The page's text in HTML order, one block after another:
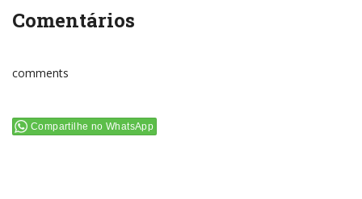
Comentários
comments
Compartilhe no WhatsApp